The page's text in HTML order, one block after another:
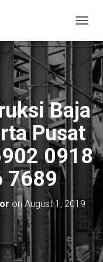
O
N
A
V
G
A
T
Baja
Pusat
0918
7689
on August 1, 2019